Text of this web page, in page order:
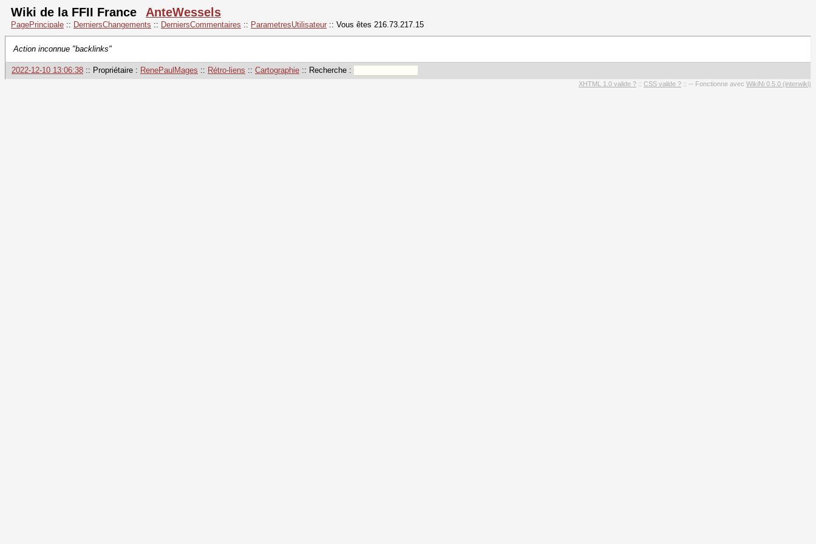
Wiki de la FFII France AnteWessels
PagePrincipale :: DerniersChangements :: DerniersCommentaires :: ParametresUtilisateur :: Vous êtes 216.73.217.15
Action inconnue "backlinks"
2022-12-10 13:06:38 :: Propriétaire : RenePaulMages :: Rétro-liens :: Cartographie :: Recherche :
XHTML 1.0 valide ? :: CSS valide ? :: -- Fonctionne avec WikiNi 0.5.0 (interwiki)